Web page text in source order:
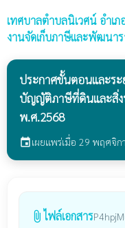
เทศบาลตำบลนิเวศน์ อำเ
งานจัดเก็บภาษีและพัฒนาร
ประกาศขั้นตอนและระ
บัญญัติภาษีที่ดินและสิ่ง
พ.ศ.2568
eventเผยแพร่เมื่อ 29 พฤศจิ
attach_file ไฟล์เอกสาร